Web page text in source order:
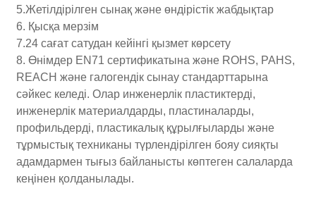
5.Жетілдірілген сынақ және өндірістік жабдықтар
6. Қысқа мерзім
7.24 сағат сатудан кейінгі қызмет көрсету
8. Өнімдер EN71 сертификатына және ROHS, PAHS,
REACH және галогендік сынау стандарттарына
сәйкес келеді. Олар инженерлік пластиктерді,
инженерлік материалдарды, пластиналарды,
профильдерді, пластикалық құрылғыларды және
тұрмыстық техниканы түрлендірілген бояу сияқты
адамдармен тығыз байланысты көптеген салаларда
кеңінен қолданылады.